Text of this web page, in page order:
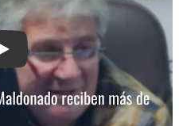
Play: Policlínicas Municipales de